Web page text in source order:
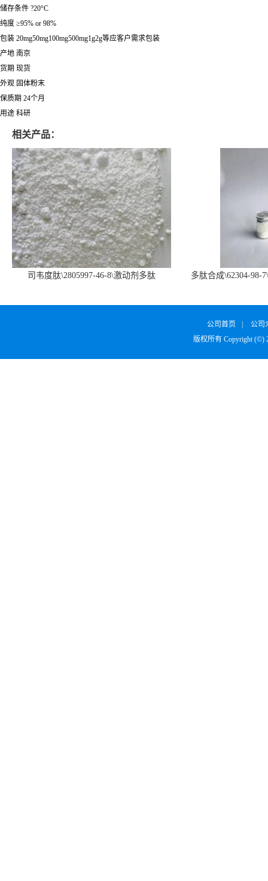
储存条件 ?20°C
纯度 ≥95% or 98%
包装 20mg50mg100mg500mg1g2g等应客户需求包装
产地 南京
货期 现货
外观 固体粉末
保质期 24个月
用途 科研
相关产品：
司韦度肽\2805997-46-8\激动剂多肽
多肽合成\62304-98-
公司首页
公司
版权所有 Copyright (©)